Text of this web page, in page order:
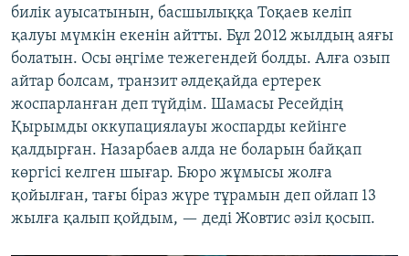
билік ауысатынын, басшылыққа Тоқаев келіп
қалуы мүмкін екенін айтты. Бұл 2012 жылдың аяғы
болатын. Осы әңгіме тежегендей болды. Алға озып
айтар болсам, транзит әлдеқайда ертерек
жоспарланған деп түйдім. Шамасы Ресейдің
Қырымды оккупациялауы жоспарды кейінге
қалдырған. Назарбаев алда не боларын байқап
көргісі келген шығар. Бюро жұмысы жолға
қойылған, тағы біраз жүре тұрамын деп ойлап 13
жылға қалып қойдым, — деді Жовтис әзіл қосып.